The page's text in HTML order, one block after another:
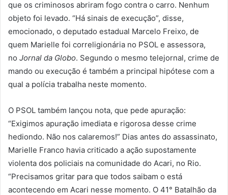
que os criminosos abriram fogo contra o carro. Nenhum
objeto foi levado. “Há sinais de execução”, disse,
emocionado, o deputado estadual Marcelo Freixo, de
quem Marielle foi correligionária no PSOL e assessora,
no Jornal da Globo. Segundo o mesmo telejornal, crime de
mando ou execução é também a principal hipótese com a
qual a polícia trabalha neste momento.
O PSOL também lançou nota, que pede apuração:
“Exigimos apuração imediata e rigorosa desse crime
hediondo. Não nos calaremos!” Dias antes do assassinato,
Marielle Franco havia criticado a ação supostamente
violenta dos policiais na comunidade do Acari, no Rio.
“Precisamos gritar para que todos saibam o está
acontecendo em Acari nesse momento. O 41° Batalhão da